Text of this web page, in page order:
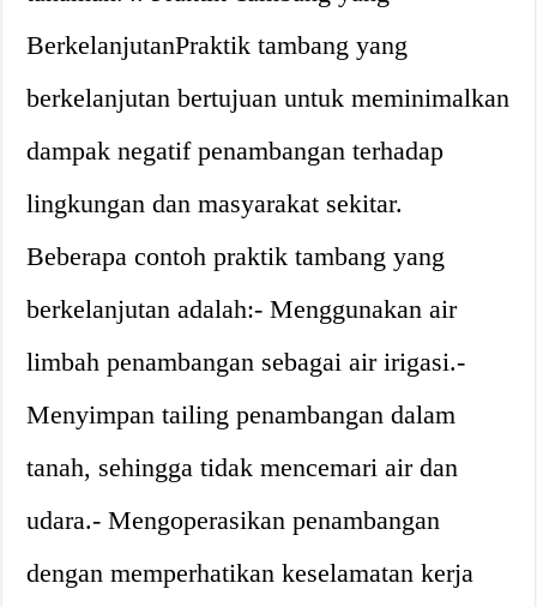
BerkelanjutanPraktik tambang yang
berkelanjutan bertujuan untuk meminimalkan
dampak negatif penambangan terhadap
lingkungan dan masyarakat sekitar.
Beberapa contoh praktik tambang yang
berkelanjutan adalah:- Menggunakan air
limbah penambangan sebagai air irigasi.-
Menyimpan tailing penambangan dalam
tanah, sehingga tidak mencemari air dan
udara.- Mengoperasikan penambangan
dengan memperhatikan keselamatan kerja